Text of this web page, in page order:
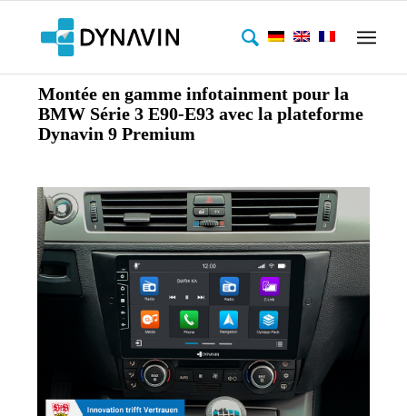
Montée en gamme infotainment pour la
BMW Série 3 E90-E93 avec la plateforme
Dynavin 9 Premium